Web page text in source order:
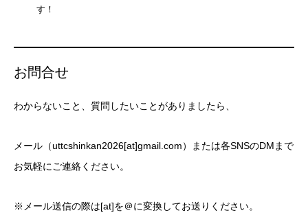
す！
お問合せ
わからないこと、質問したいことがありましたら、
メール（uttcshinkan2026[at]gmail.com）または各SNSのDMまで
お気軽にご連絡ください。
※メール送信の際は[at]を＠に変換してお送りください。